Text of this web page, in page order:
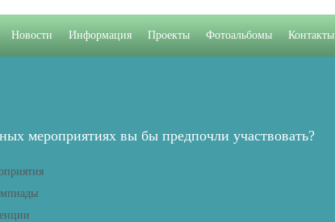
Новости Информация Проекты Фотоальбомы Контакты
мероприятиях вы бы предпочли участвовать?